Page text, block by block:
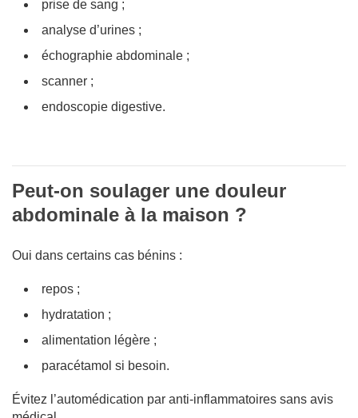
prise de sang ;
analyse d’urines ;
échographie abdominale ;
scanner ;
endoscopie digestive.
Peut-on soulager une douleur
abdominale à la maison ?
Oui dans certains cas bénins :
repos ;
hydratation ;
alimentation légère ;
paracétamol si besoin.
Évitez l’automédication par anti-inflammatoires sans avis